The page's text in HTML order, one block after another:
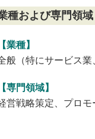
種および専門領域
【業種】
般（特にサービス業
【専門領域】
営戦略策定、プロ